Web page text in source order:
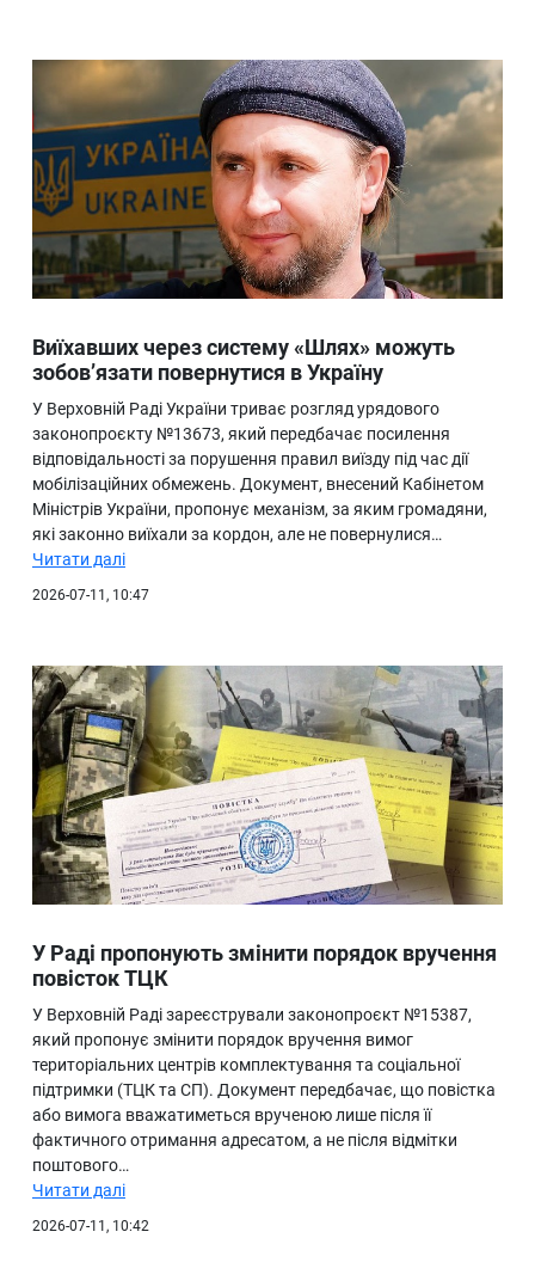
Виїхавших через систему «Шлях» можуть
зобов’язати повернутися в Україну
У Верховній Раді України триває розгляд урядового
законопроєкту №13673, який передбачає посилення
відповідальності за порушення правил виїзду під час дії
мобілізаційних обмежень. Документ, внесений Кабінетом
Міністрів України, пропонує механізм, за яким громадяни,
які законно виїхали за кордон, але не повернулися…
Читати далі
2026-07-11, 10:47
У Раді пропонують змінити порядок вручення
повісток ТЦК
У Верховній Раді зареєстрували законопроєкт №15387,
який пропонує змінити порядок вручення вимог
територіальних центрів комплектування та соціальної
підтримки (ТЦК та СП). Документ передбачає, що повістка
або вимога вважатиметься врученою лише після її
фактичного отримання адресатом, а не після відмітки
поштового…
Читати далі
2026-07-11, 10:42